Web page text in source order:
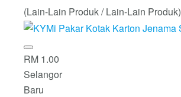
(Lain-Lain Produk / Lain-Lain Produk)
RM 1.00
Selangor
Baru